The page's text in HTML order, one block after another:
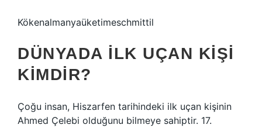
Kökenalmanyaüketimeschmittil
DÜNYADA ILK UÇAN KIŞI
KIMDIR?
Çoğu insan, Hiszarfen tarihindeki ilk uçan kişinin
Ahmed Çelebi olduğunu bilmeye sahiptir. 17.